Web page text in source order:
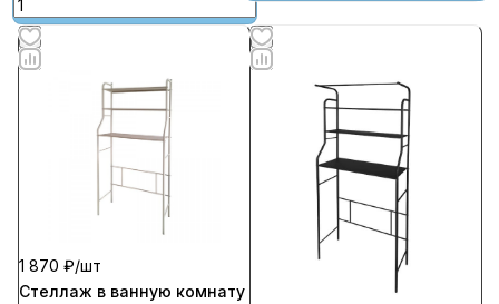
1 870 ₽/шт
Стеллаж в ванную комнату